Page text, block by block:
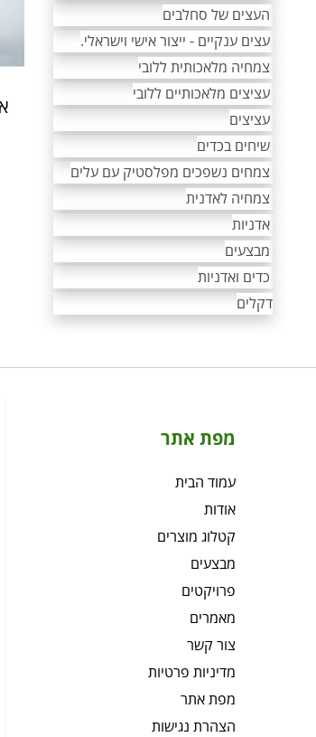
העצים של סחלבים
עצים ענקיים - ייצור אישי וישראלי.
צמחיה מלאכותית ללובי
עציצים מלאכותיים ללובי
עציצים
שיחים בכדים
צמחים נשפכים מפלסטיק עם עלים
צמחיה לאדנית
אדניות
מבצעים
כדים ואדניות
דקלים
מפת אתר
עמוד הבית
אודות
קטלוג מוצרים
מבצעים
פרויקטים
מאמרים
צור קשר
מדיניות פרטיות
מפת אתר
הצהרת נגישות